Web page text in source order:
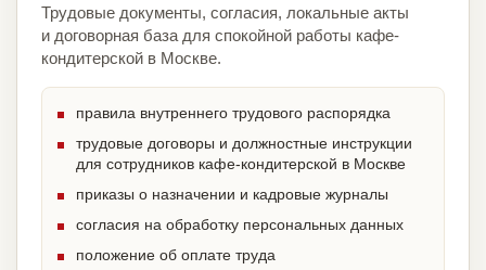
Трудовые документы, согласия, локальные акты
и договорная база для спокойной работы кафе-
кондитерской в Москве.
правила внутреннего трудового распорядка
трудовые договоры и должностные инструкции
для сотрудников кафе-кондитерской в Москве
приказы о назначении и кадровые журналы
согласия на обработку персональных данных
положение об оплате труда